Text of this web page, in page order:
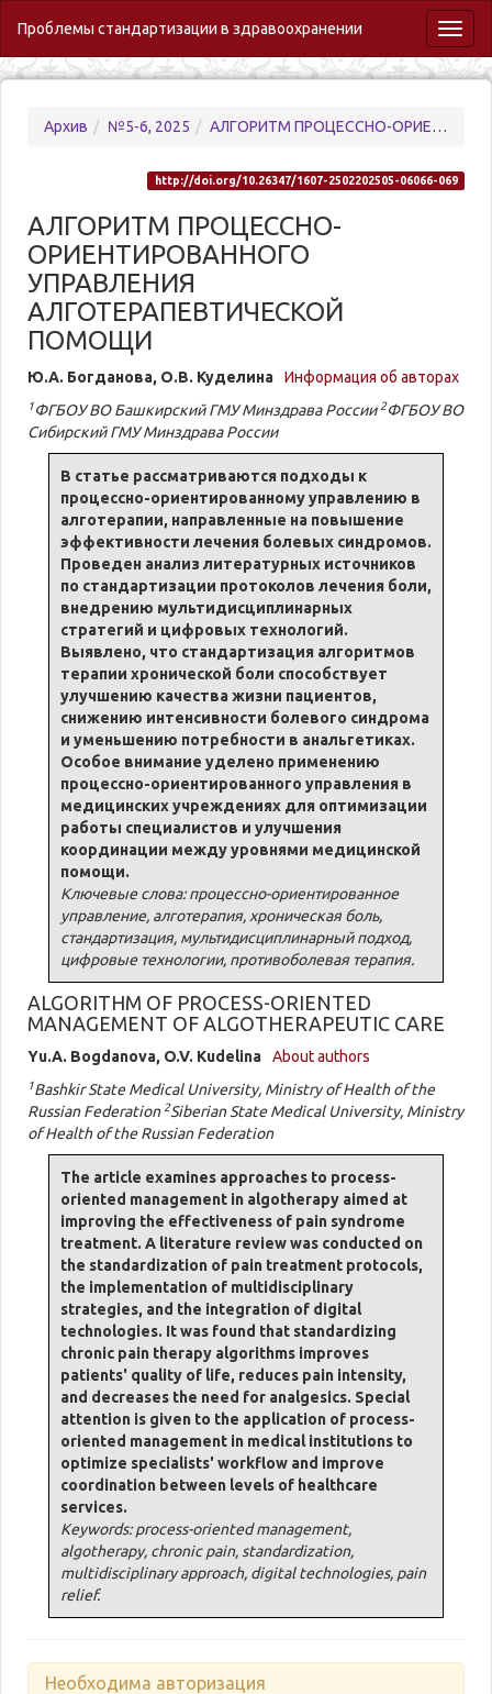
Проблемы стандартизации в здравоохранении
Архив №5-6, 2025 АЛГОРИТМ ПРОЦЕССНО-ОРИЕНТИРОВАННОГО УПРАВЛЕНИЯ АЛГОТЕРАПЕВТИЧЕСКОЙ ПОМОЩИ
http://doi.org/10.26347/1607-2502202505-06066-069
АЛГОРИТМ ПРОЦЕССНО-
ОРИЕНТИРОВАННОГО
УПРАВЛЕНИЯ
АЛГОТЕРАПЕВТИЧЕСКОЙ
ПОМОЩИ
Ю.А. Богданова, О.В. Куделина Информация об авторах
1ФГБОУ ВО Башкирский ГМУ Минздрава России 2ФГБОУ ВО
Сибирский ГМУ Минздрава России
В статье рассматриваются подходы к
процессно-ориентированному управлению в
алготерапии, направленные на повышение
эффективности лечения болевых синдромов.
Проведен анализ литературных источников
по стандартизации протоколов лечения боли,
внедрению мультидисциплинарных
стратегий и цифровых технологий.
Выявлено, что стандартизация алгоритмов
терапии хронической боли способствует
улучшению качества жизни пациентов,
снижению интенсивности болевого синдрома
и уменьшению потребности в анальгетиках.
Особое внимание уделено применению
процессно-ориентированного управления в
медицинских учреждениях для оптимизации
работы специалистов и улучшения
координации между уровнями медицинской
помощи.
Ключевые слова: процессно-ориентированное
управление, алготерапия, хроническая боль,
стандартизация, мультидисциплинарный подход,
цифровые технологии, противоболевая терапия.
ALGORITHM OF PROCESS-ORIENTED
MANAGEMENT OF ALGOTHERAPEUTIC CARE
Yu.A. Bogdanova, O.V. Kudelina About authors
1Bashkir State Medical University, Ministry of Health of the
Russian Federation 2Siberian State Medical University, Ministry
of Health of the Russian Federation
The article examines approaches to process-
oriented management in algotherapy aimed at
improving the effectiveness of pain syndrome
treatment. A literature review was conducted on
the standardization of pain treatment protocols,
the implementation of multidisciplinary
strategies, and the integration of digital
technologies. It was found that standardizing
chronic pain therapy algorithms improves
patients' quality of life, reduces pain intensity,
and decreases the need for analgesics. Special
attention is given to the application of process-
oriented management in medical institutions to
optimize specialists' workflow and improve
coordination between levels of healthcare
services.
Keywords: process-oriented management,
algotherapy, chronic pain, standardization,
multidisciplinary approach, digital technologies, pain
relief.
Необходима авторизация